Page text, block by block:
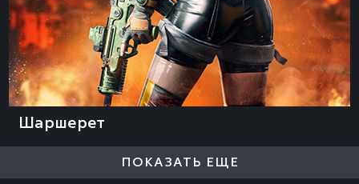
Шаршерет
ПОКАЗАТЬ ЕЩЕ